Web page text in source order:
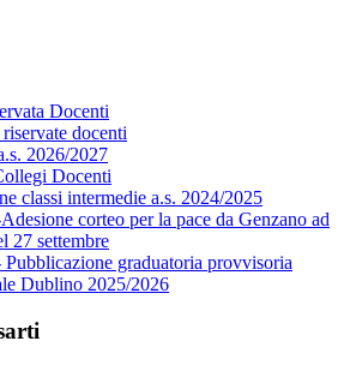
Docenti
docenti
2026/2027
Docenti
classi intermedie a.s. 2024/2025
corteo per la pace da Genzano ad
27 settembre
graduatoria provvisoria
Dublino 2025/2026